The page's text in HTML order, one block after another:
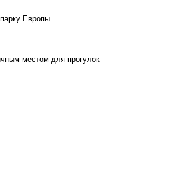
Европы
местом для прогулок